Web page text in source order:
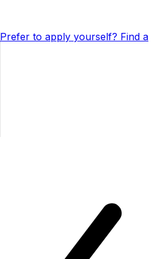
Prefer to apply yourself? Find a